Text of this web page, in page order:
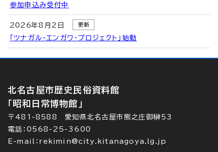
参加申込み受付中
2026年8月2日 更新
「ツナガル・エンガワ・プロジェクト」始動
北名古屋市歴史民俗資料館
「昭和日常博物館」
〒481-8588 愛知県北名古屋市熊之庄御榊53
電話：0568-25-3600
E-mail：rekimin@city.kitanagoya.lg.jp